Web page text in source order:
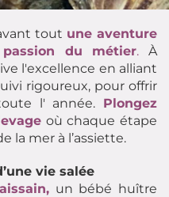
tout une aventure
du métier. À
l'excellence en alliant
rigoureux, pour offrir
l' année. Plongez
où chaque étape
la mer à l’assiette.
vie salée
un bébé huître